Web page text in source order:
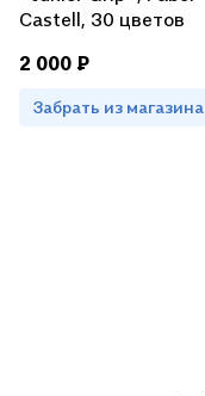
Castell, 30 цветов
2 000 ₽
Забрать из магазина